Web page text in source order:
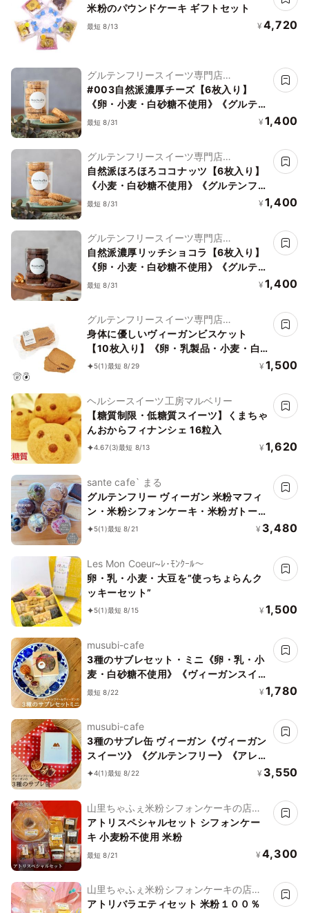
米粉のパウンドケーキ ギフトセット
最短 8/13 ¥ 4,720
グルテンフリースイーツ専門店
NachuRa(ナチュラ)-南青山-
#003自然派濃厚チーズ【6枚入り】
《卵・小麦・白砂糖不使用》《グルテン
フリー》《アレルギー配慮》
最短 8/31 ¥ 1,400
グルテンフリースイーツ専門店
NachuRa(ナチュラ)-南青山-
自然派ほろほろココナッツ【6枚入り】
《小麦・白砂糖不使用》《グルテンフリ
ー》《アレルギー配慮》
最短 8/31 ¥ 1,400
グルテンフリースイーツ専門店
NachuRa(ナチュラ)-南青山-
自然派濃厚リッチショコラ【6枚入り】
《卵・小麦・白砂糖不使用》《グルテン
フリー》《アレルギー配慮》
最短 8/31 ¥ 1,400
グルテンフリースイーツ専門店
NachuRa(ナチュラ)-南青山-
身体に優しいヴィーガンビスケット
【10枚入り】《卵・乳製品・小麦・白
砂糖不使用》《ヴィーガンスイーツ》
5(1)最短 8/29 ¥ 1,500
ヘルシースイーツ工房マルベリー
【糖質制限・低糖質スイーツ】くまちゃ
んおからフィナンシェ 16粒入
4.67(3)最短 8/13 ¥ 1,620
sante cafe` まる
グルテンフリー ヴィーガン 米粉マフィ
ン・米粉シフォンケーキ・米粉ガトーシ
ョコラセット(NEW07）《ヴィーガン
5(1)最短 8/21 ¥ 3,480
Les Mon Coeur~ﾚ･ﾓﾝｸｰﾙ〜
卵・乳・小麦・大豆を”使っちょらんク
ッキーセット”
5(1)最短 8/15 ¥ 1,500
musubi-cafe
3種のサブレセット・ミニ《卵・乳・小
麦・白砂糖不使用》《ヴィーガンスイー
ツ》《グルテンフリー》《アレルギー配
最短 8/22 ¥ 1,780
musubi-cafe
3種のサブレ缶 ヴィーガン《ヴィーガン
スイーツ》《グルテンフリー》《アレル
ギー配慮》
4(1)最短 8/22 ¥ 3,550
山里ちゃふぇ米粉シフォンケーキの店
アトリ
アトリスペシャルセット シフォンケー
キ 小麦粉不使用 米粉
最短 8/21 ¥ 4,300
山里ちゃふぇ米粉シフォンケーキの店
アトリ
アトリバラエティセット 米粉１００％